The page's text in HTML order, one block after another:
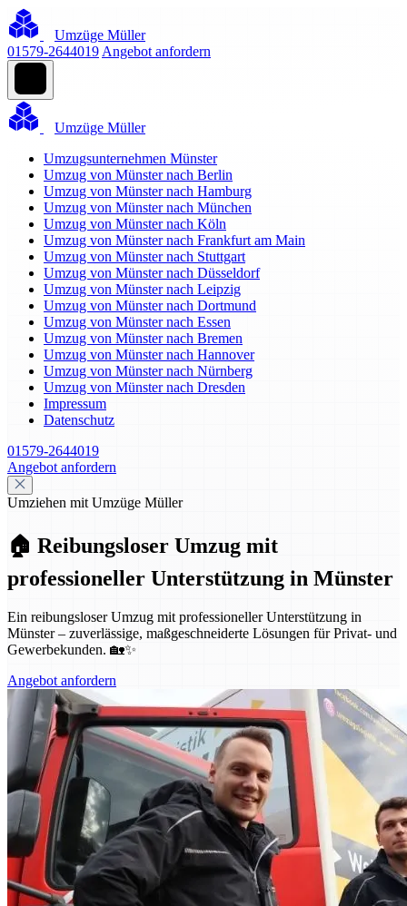
Umzüge Müller
01579-2644019 Angebot anfordern
Umzüge Müller
Umzugsunternehmen Münster
Umzug von Münster nach Berlin
Umzug von Münster nach Hamburg
Umzug von Münster nach München
Umzug von Münster nach Köln
Umzug von Münster nach Frankfurt am Main
Umzug von Münster nach Stuttgart
Umzug von Münster nach Düsseldorf
Umzug von Münster nach Leipzig
Umzug von Münster nach Dortmund
Umzug von Münster nach Essen
Umzug von Münster nach Bremen
Umzug von Münster nach Hannover
Umzug von Münster nach Nürnberg
Umzug von Münster nach Dresden
Impressum
Datenschutz
01579-2644019
Angebot anfordern
Umziehen mit Umzüge Müller
🏠 Reibungsloser Umzug mit
professioneller Unterstützung in Münster
Ein reibungsloser Umzug mit professioneller Unterstützung in
Münster – zuverlässige, maßgeschneiderte Lösungen für Privat- und
Gewerbekunden. 🏡✨
Angebot anfordern